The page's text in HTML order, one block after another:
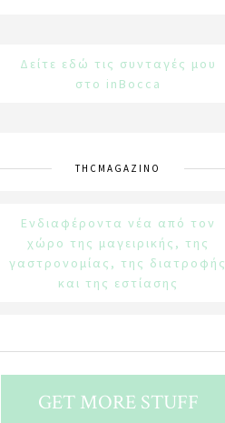
Δείτε εδώ τις συνταγές μου
στο inBocca
THCMAGAZINO
Ενδιαφέροντα νέα από τον
χώρο της μαγειρικής, της
γαστρονομίας, της διατροφής
και της εστίασης
GET MORE STUFF